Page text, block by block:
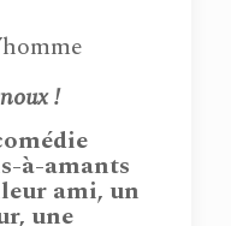
!
à-amants
ami, un
une